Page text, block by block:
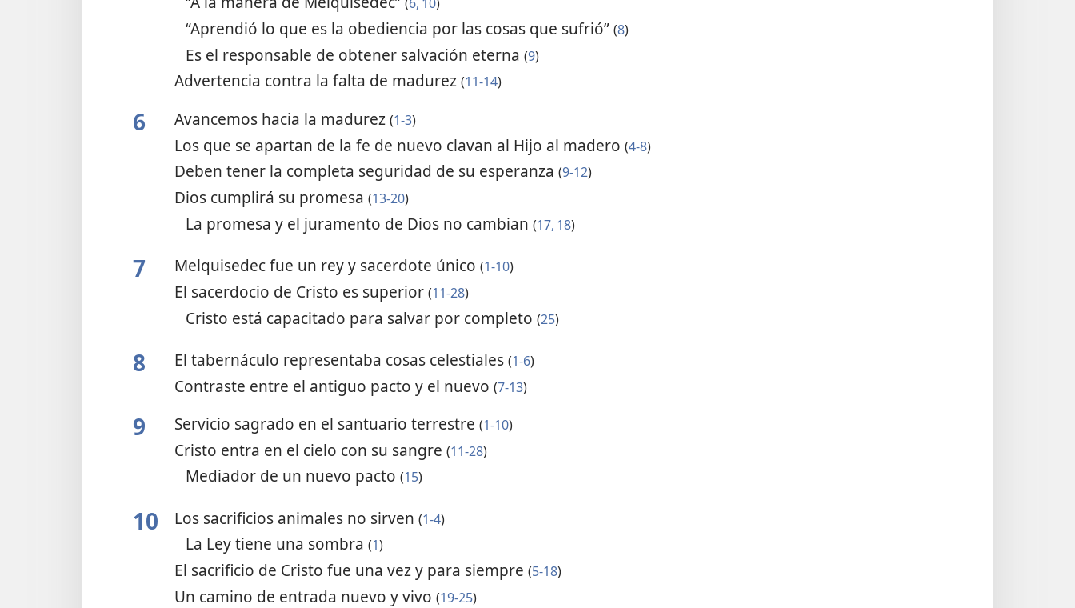
“Aprendió lo que es la obediencia por las cosas que sufrió”(8)
Es el responsable de obtener salvación eterna(9)
Advertencia contra la falta de madurez (11-14)
6 Avancemos hacia la madurez (1-3)
Los que se apartan de la fe de nuevo clavan al Hijo al madero (4-8)
Deben tener la completa seguridad de su esperanza (9-12)
Dios cumplirá su promesa (13-20)
La promesa y el juramento de Dios no cambian(17, 18)
7 Melquisedec fue un rey y sacerdote único (1-10)
El sacerdocio de Cristo es superior (11-28)
Cristo está capacitado para salvar por completo(25)
8 El tabernáculo representaba cosas celestiales (1-6)
Contraste entre el antiguo pacto y el nuevo (7-13)
9 Servicio sagrado en el santuario terrestre (1-10)
Cristo entra en el cielo con su sangre (11-28)
Mediador de un nuevo pacto(15)
10 Los sacrificios animales no sirven (1-4)
La Ley tiene una sombra(1)
El sacrificio de Cristo fue una vez y para siempre (5-18)
Un camino de entrada nuevo y vivo (19-25)